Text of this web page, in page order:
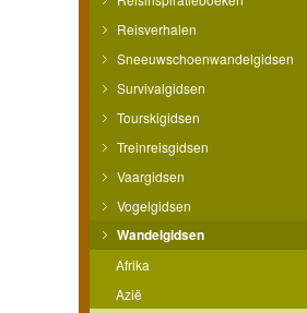
Reisverhalen
Sneeuwschoenwandelgidsen
Survivalgidsen
Tourskigidsen
Treinreisgidsen
Vaargidsen
Vogelgidsen
Wandelgidsen
Afrika
Azië